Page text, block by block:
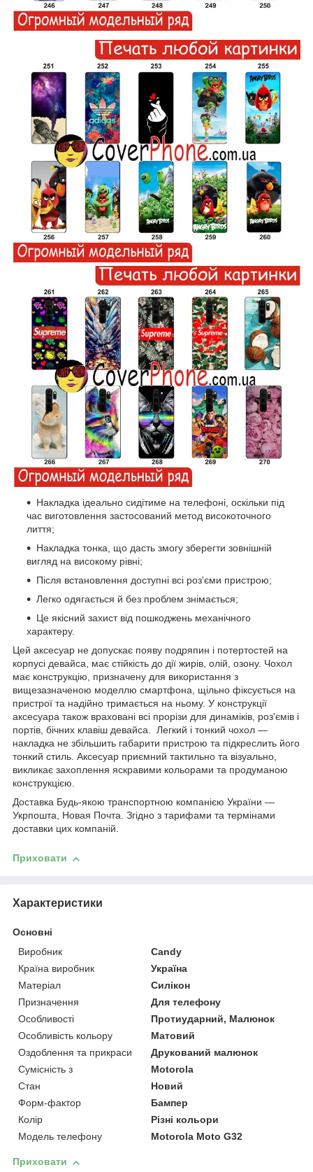
Накладка ідеально сидітиме на телефоні, оскільки під
час виготовлення застосований метод високоточного
лиття;
Накладка тонка, що дасть змогу зберегти зовнішній
вигляд на високому рівні;
Після встановлення доступні всі роз'єми пристрою;
Легко одягається й без проблем знімається;
Це якісний захист від пошкоджень механічного
характеру.
Цей аксесуар не допускає появу подряпин і потертостей на
корпусі девайса, має стійкість до дії жирів, олій, озону. Чохол
має конструкцію, призначену для використання з
вищезазначеною моделлю смартфона, щільно фіксується на
пристрої та надійно тримається на ньому. У конструкції
аксесуара також враховані всі прорізи для динаміків, роз'ємів і
портів, бічних клавіш девайса. Легкий і тонкий чохол —
накладка не збільшить габарити пристрою та підкреслить його
тонкий стиль. Аксесуар приємний тактильно та візуально,
викликає захоплення яскравими кольорами та продуманою
конструкцією.
Доставка Будь-якою транспортною компанією України —
Укрпошта, Новая Почта. Згідно з тарифами та термінами
доставки цих компаній.
Приховати
Характеристики
Основні
Виробник
Candy
Країна виробник
Україна
Матеріал
Силікон
Призначення
Для телефону
Особливості
Протиударний, Малюнок
Особливість кольору
Матовий
Оздоблення та прикраси
Друкований малюнок
Сумісність з
Motorola
Стан
Новий
Форм-фактор
Бампер
Колір
Різні кольори
Модель телефону
Motorola Moto G32
Приховати